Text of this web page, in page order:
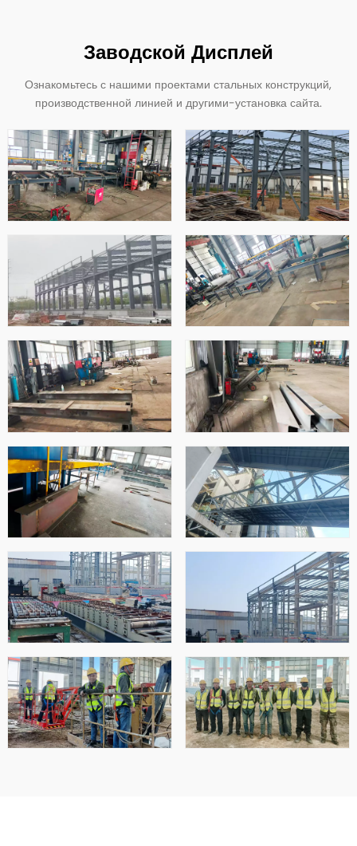
Заводской Дисплей
Ознакомьтесь с нашими проектами стальных конструкций,
производственной линией и другими-установка сайта.